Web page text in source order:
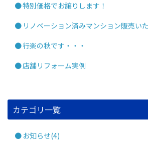
特別価格でお譲りします！
リノベーション済みマンション販売いた
行楽の秋です・・・
店舗リフォーム実例
カテゴリ一覧
お知らせ(4)